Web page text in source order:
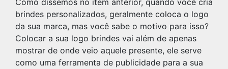
Como dissemos no item anterior, quando você cria
brindes personalizados, geralmente coloca o logo
da sua marca, mas você sabe o motivo para isso?
Colocar a sua logo brindes vai além de apenas
mostrar de onde veio aquele presente, ele serve
como uma ferramenta de publicidade para a sua